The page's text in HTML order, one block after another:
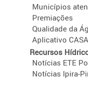
Municípios
Premiações
Qualidade da
Aplicativo
Recursos
Notícias ETE
Notícias Ipira-